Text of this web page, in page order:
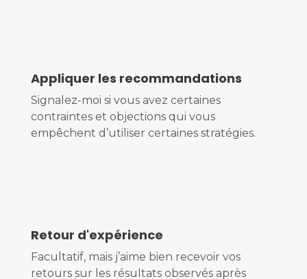
Appliquer les recommandations
Signalez-moi si vous avez certaines
contraintes et objections qui vous
empêchent d’utiliser certaines stratégies.
Retour d'expérience
Facultatif, mais j’aime bien recevoir vos
retours sur les résultats observés après